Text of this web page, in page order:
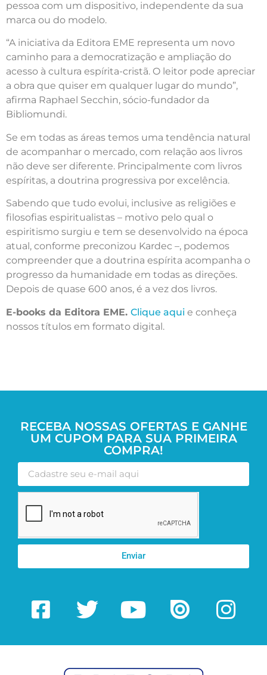
pessoa com um dispositivo, independente da sua
marca ou do modelo.
“A iniciativa da Editora EME representa um novo
caminho para a democratização e ampliação do
acesso à cultura espírita-cristã. O leitor pode apreciar
a obra que quiser em qualquer lugar do mundo”,
afirma Raphael Secchin, sócio-fundador da
Bibliomundi.
Se em todas as áreas temos uma tendência natural
de acompanhar o mercado, com relação aos livros
não deve ser diferente. Principalmente com livros
espíritas, a doutrina progressiva por excelência.
Sabendo que tudo evolui, inclusive as religiões e
filosofias espiritualistas – motivo pelo qual o
espiritismo surgiu e tem se desenvolvido na época
atual, conforme preconizou Kardec –, podemos
compreender que a doutrina espírita acompanha o
progresso da humanidade em todas as direções.
Depois de quase 600 anos, é a vez dos livros.
E-books da Editora EME. Clique aqui e conheça
nossos títulos em formato digital.
RECEBA NOSSAS OFERTAS E GANHE
UM CUPOM PARA SUA PRIMEIRA
COMPRA!
Enviar